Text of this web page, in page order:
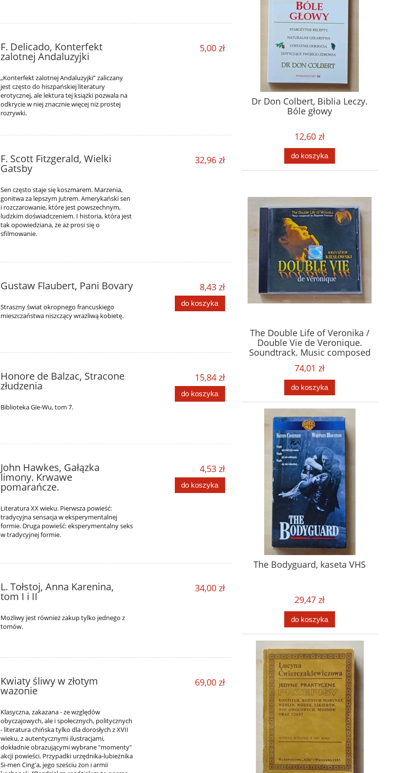
F. Delicado, Konterfekt
zalotnej Andaluzyjki
„Konterfekt zalotnej Andaluzyjki” zaliczany
jest często do hiszpańskiej literatury
erotycznej, ale lektura tej książki pozwala na
odkrycie w niej znacznie więcej niż prostej
rozrywki.
5,00 zł
F. Scott Fitzgerald, Wielki
Gatsby
Sen często staje się koszmarem. Marzenia,
gonitwa za lepszym jutrem. Amerykański sen
i rozczarowanie, które jest powszechnym,
ludzkim doświadczeniem. I historia, która jest
tak opowiedziana, że aż prosi się o
sfilmowanie.
32,96 zł
Gustaw Flaubert, Pani Bovary
Straszny świat okropnego francuskiego
mieszczaństwa niszczący wrażliwą kobietę.
8,43 zł
do koszyka
Honore de Balzac, Stracone
złudzenia
Biblioteka Gie-Wu, tom 7.
15,84 zł
do koszyka
John Hawkes, Gałązka
limony. Krwawe
pomarańcze.
Literatura XX wieku. Pierwsza powieść:
tradycyjna sensacja w eksperymentalnej
formie. Druga powieść: eksperymentalny seks
w tradycyjnej formie.
4,53 zł
do koszyka
L. Tołstoj, Anna Karenina,
tom I i II
Możliwy jest również zakup tylko jednego z
tomów.
34,00 zł
Kwiaty śliwy w złotym
wazonie
Klasyczna, zakazana - ze względów
obyczajowych, ale i społecznych, politycznych
- literatura chińska tylko dla dorosłych z XVII
wieku, z autentycznymi ilustracjami,
dokładnie obrazującymi wybrane "momenty"
akcji powieści. Przypadki urzędnika-lubieżnika
Si-men Cing'a, jego sześciu żon i armii
69,00 zł
Dr Don Colbert, Biblia Leczy.
Bóle głowy
12,60 zł
do koszyka
The Double Life of Veronika /
Double Vie de Veronique.
Soundtrack. Music composed
by Zbigniew Preisner. Płyta
CD
74,01 zł
do koszyka
The Bodyguard, kaseta VHS
29,47 zł
do koszyka